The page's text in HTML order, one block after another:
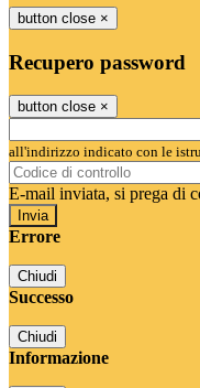
button close ×
Recupero password
button close ×
all'indirizzo indicato con le
E-mail inviata, si prega di
Errore
Chiudi
Successo
Chiudi
Informazione